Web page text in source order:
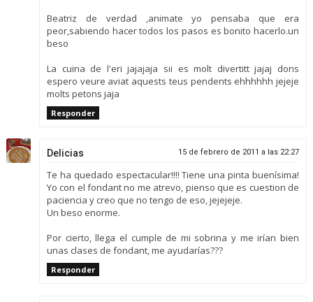
Beatriz de verdad ,animate yo pensaba que era
peor,sabiendo hacer todos los pasos es bonito hacerlo.un
beso
La cuina de l'eri jajajaja sii es molt divertitt jajaj dons
espero veure aviat aquests teus pendents ehhhhhh jejeje
molts petons jaja
Responder
Delicias 15 de febrero de 2011 a las 22:27
Te ha quedado espectacular!!!! Tiene una pinta buenísima!
Yo con el fondant no me atrevo, pienso que es cuestion de
paciencia y creo que no tengo de eso, jejejeje.
Un beso enorme.
Por cierto, llega el cumple de mi sobrina y me irían bien
unas clases de fondant, me ayudarías???
Responder